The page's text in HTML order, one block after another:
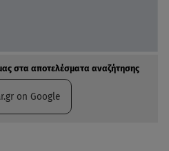
στα αποτελέσματα αναζήτησης
on Google